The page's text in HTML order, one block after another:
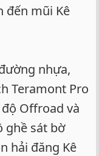
đến mũi Kê
nhựa,
Teramont Pro
Offroad và
ghề sát bờ
hải đăng Kê